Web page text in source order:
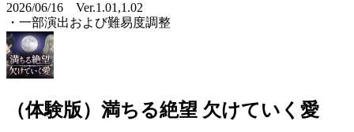
2026/06/16 Ver.1.01,1.02
・一部演出および難易度調整
（体験版）満ちる絶望 欠けていく愛